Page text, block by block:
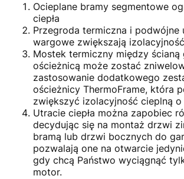
Ocieplane bramy segmentowe
ciepła
Przegroda termiczna i podwójne
wargowe zwiększają
Mostek termiczny między ścianą
ościeżnicą może zostać
zastosowanie dodatkowego
ościeżnicy ThermoFrame, która
zwiększyć izolacyjność cieplną o
Utracie ciepła można zapobiec
decydując się na montaż drzwi
bramą lub drzwi bocznych do
pozwalają one na otwarcie
gdy chcą Państwo wyciągnąć
motor.